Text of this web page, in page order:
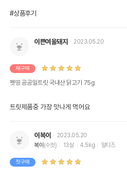
#상품후기
이쁜여울돼지 2023.05.20
재구매
펫띵 공공일트릿 국내산 닭고기 75g
트릿제품중 가장 맛나게 먹어요
이복이
2023.05.20
복이 (수컷) 13살 4.5kg 말티즈
첫구매